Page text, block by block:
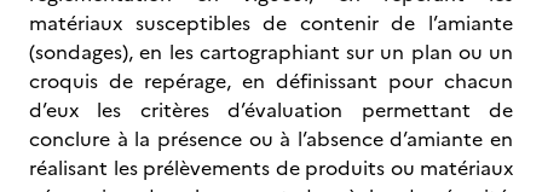
matériaux susceptibles de contenir de l’amiante
(sondages), en les cartographiant sur un plan ou un
croquis de repérage, en définissant pour chacun
d’eux les critères d’évaluation permettant de
conclure à la présence ou à l’absence d’amiante en
réalisant les prélèvements de produits ou matériaux